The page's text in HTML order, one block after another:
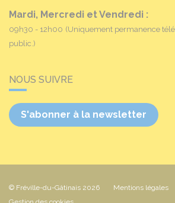
Mardi, Mercredi et Vendredi :
09h30 - 12h00 (Uniquement permanence
public.)
NOUS SUIVRE
S'abonner à la newsletter
© Fréville-du-Gâtinais 2026 Mentions légales